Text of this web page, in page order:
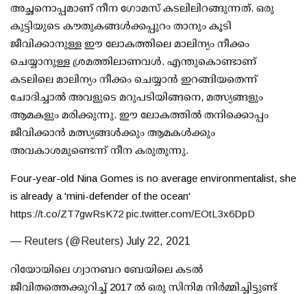
അച്ഛനൊപ്പമാണ് നീന ഗോമസ് കടലിലിറങ്ങുന്നത്. ഒരു
കുട്ടിയുടെ കൗതുകങ്ങള്‍ക്കപ്പുറം താനും കൂടി
ജീവിക്കാനുള്ള ഈ ലോകത്തിലെ മാലിന്യം നീക്കം
ചെയ്യാനുള്ള ശ്രമത്തിലാണവള്‍. എന്തുകൊണ്ടാണ്
കടലിലെ മാലിന്യം നീക്കം ചെയ്യാന്‍ ഇറങ്ങിയതെന്ന്
ചോദിച്ചാല്‍ അവളുടെ മറുപടിയിങ്ങനെ, മത്സ്യങ്ങളും
ആമകളും മരിക്കുന്നു. ഈ ലോകത്തില്‍ തനിക്കൊപ്പം
ജീവിക്കാന്‍ മത്സ്യങ്ങള്‍ക്കും ആമകള്‍ക്കും
അവകാശമുണ്ടെന്ന് നീന കരുതുന്നു.
Four-year-old Nina Gomes is no average environmentalist, she
is already a 'mini-defender of the ocean'
https://t.co/ZT7gwRsK72 pic.twitter.com/EOtL3x6DpD
— Reuters (@Reuters) July 22, 2021
റിയോയിലെ ഗ്വാനബറ ബേയിലെ കടല്‍
ജീവിതത്തെക്കുറിച്ച് 2017 ല്‍ ഒരു സിനിമ നിര്‍മ്മിച്ചിട്ടുണ്ട്